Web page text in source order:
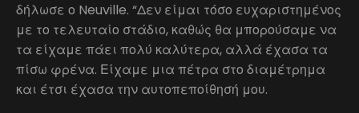
δήλωσε ο Neuville. “Δεν είμαι τόσο ευχαριστημένος
με το τελευταίο στάδιο, καθώς θα μπορούσαμε να
τα είχαμε πάει πολύ καλύτερα, αλλά έχασα τα
πίσω φρένα. Είχαμε μια πέτρα στο διαμέτρημα
και έτσι έχασα την αυτοπεποίθησή μου.